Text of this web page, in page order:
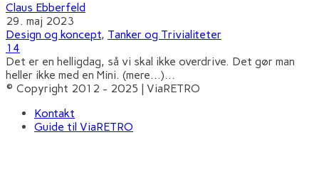
Claus Ebberfeld
29. maj 2023
Design og koncept, Tanker og Trivialiteter
14
Det er en helligdag, så vi skal ikke overdrive. Det gør man
heller ikke med en Mini. (mere…)...
© Copyright 2012 - 2025 | ViaRETRO
Kontakt
Guide til ViaRETRO